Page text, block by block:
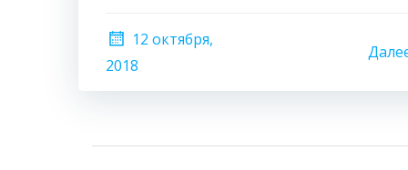
12 октября,
2018